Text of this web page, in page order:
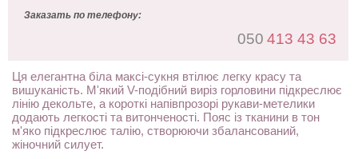
Заказать по телефону:
050 413 43 63
Ця елегантна біла максі-сукня втілює легку красу та
вишуканість. М'який V-подібний виріз горловини підкреслює
лінію декольте, а короткі напівпрозорі рукави-метелики
додають легкості та витонченості. Пояс із тканини в тон
м'яко підкреслює талію, створюючи збалансований,
жіночний силует.